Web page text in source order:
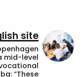
site
mid-level
“These